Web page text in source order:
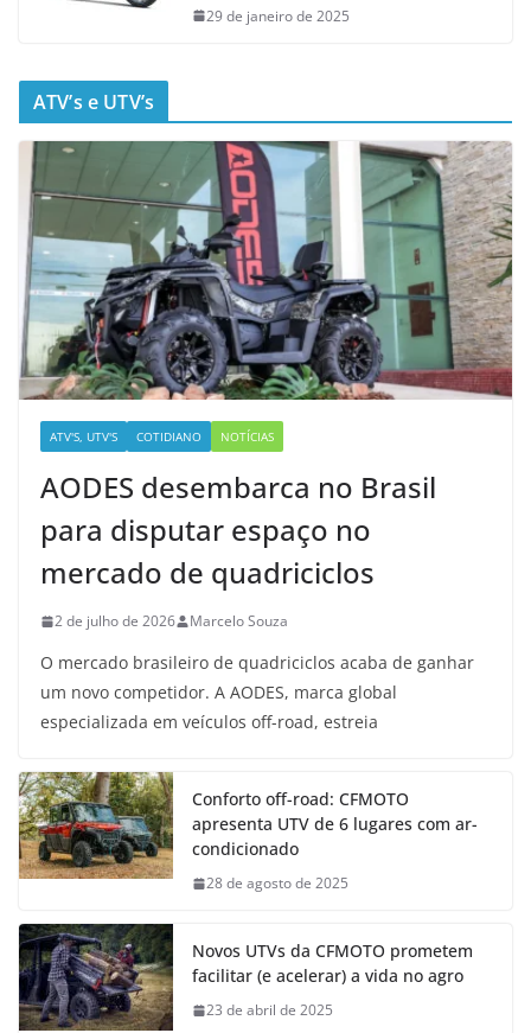
29 de janeiro de 2025
ATV’s e UTV’s
ATV'S, UTV'S COTIDIANO NOTÍCIAS
AODES desembarca no Brasil
para disputar espaço no
mercado de quadriciclos
2 de julho de 2026 Marcelo Souza
O mercado brasileiro de quadriciclos acaba de ganhar
um novo competidor. A AODES, marca global
especializada em veículos off-road, estreia
Conforto off-road: CFMOTO
apresenta UTV de 6 lugares com ar-
condicionado
28 de agosto de 2025
Novos UTVs da CFMOTO prometem
facilitar (e acelerar) a vida no agro
23 de abril de 2025